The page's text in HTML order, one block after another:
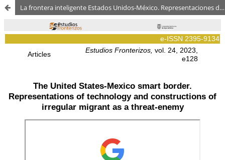
La frontera inteligente Estados Unidos-México. Representaciones de tecnología y construcción del migrante irregular como amenaza-enemigo